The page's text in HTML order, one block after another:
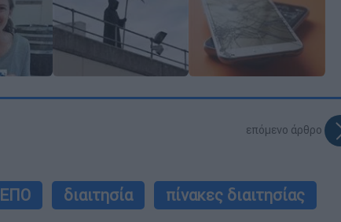
επόμενο άρθρο
ΕΠΟ διαιτησία
πίνακες διαιτησίας